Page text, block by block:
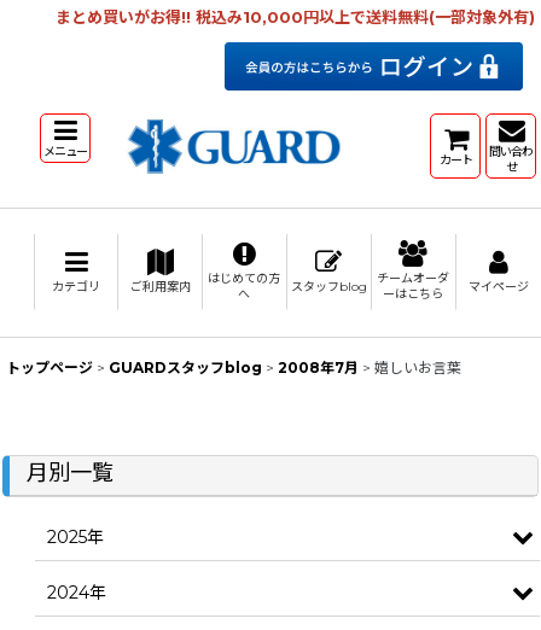
まとめ買いがお得!! 税込み10,000円以上で送料無料(一部対象外有)
メニュー カート
問い合わ
せ
カテゴリ ご利用案内
はじめての方
へ
スタッフblog
チームオーダ
ーはこちら
マイページ
トップページ > GUARDスタッフblog > 2008年7月 > 嬉しいお言葉
月別一覧
2025年
2024年